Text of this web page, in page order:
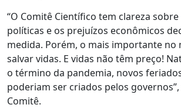
“O Comitê Científico tem clareza
políticas e os prejuízos econômicos
medida. Porém, o mais importante no
salvar vidas. E vidas não têm preço!
o término da pandemia, novos
poderiam ser criados pelos
Comitê.